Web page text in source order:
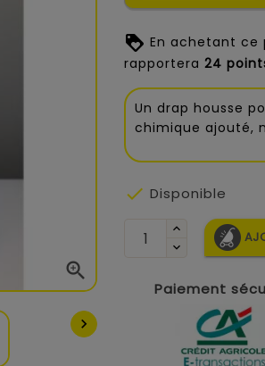


En achetant ce
rapportera 24
Un drap housse
chimique ajouté,
 Disponible
Paiement